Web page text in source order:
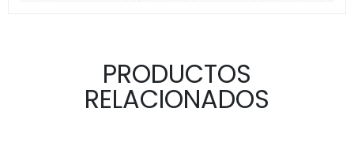
PRODUCTOS
RELACIONADOS